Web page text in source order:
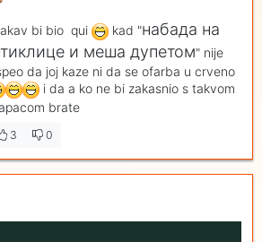
bi bio qui kad "набада на
и меша дупетом" nije
da joj kaze ni da se ofarba u crveno
i da a ko ne bi zakasnio s takvom
brate
3 0